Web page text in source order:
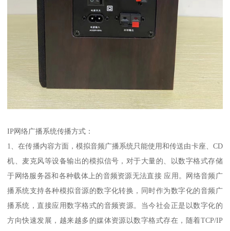
IP网络广播系统传播方式：
1、在传播内容方面，模拟音频广播系统只能使用和传送由卡座、CD
机、麦克风等设备输出的模拟信号，对于大量的、以数字格式存储
于网络服务器和各种载体上的音频资源无法直接 应用。网络音频广
播系统支持各种模拟音源的数字化转换，同时作为数字化的音频广
播系统，直接应用数字格式的音频资源。当今社会正是以数字化的
方向快速发展，越来越多的媒体资源以数字格式存在，随着TCP/IP